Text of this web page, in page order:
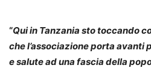
“Qui in Tanzania sto toccando
che l’associazione porta avanti
e salute ad una fascia della